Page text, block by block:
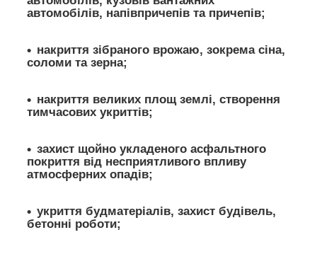
автомобілів, напівпричепів та причепів;
накриття зібраного врожаю, зокрема сіна,
соломи та зерна;
накриття великих площ землі, створення
тимчасових укриттів;
захист щойно укладеного асфальтного
покриття від несприятливого впливу
атмосферних опадів;
укриття будматеріалів, захист будівель,
бетонні роботи;